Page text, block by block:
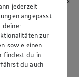
.
Str. 15,
jederzeit
angepasst
deiner
zur
sowie einen
findest du in
du auch